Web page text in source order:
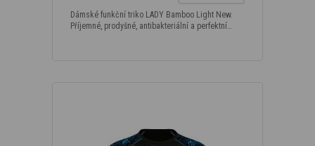
Dámské funkční triko LADY Bamboo Light New.
Příjemné, prodyšné, antibakteriální a perfektní…